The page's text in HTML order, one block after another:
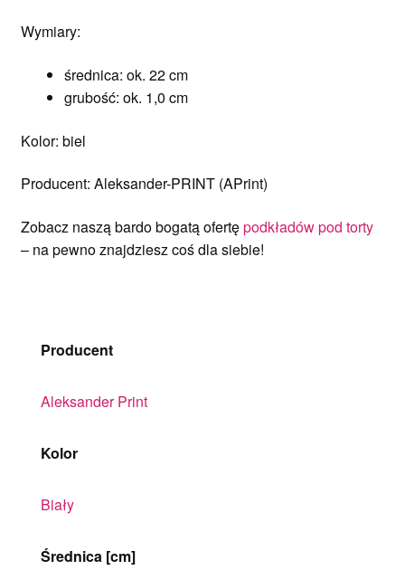
Wymiary:
średnica: ok. 22 cm
grubość: ok. 1,0 cm
Kolor: biel
Producent: Aleksander-PRINT (APrint)
Zobacz naszą bardo bogatą ofertępodkładów pod torty
– na pewno znajdziesz coś dla siebie!
Producent
Aleksander Print
Kolor
Biały
Średnica [cm]